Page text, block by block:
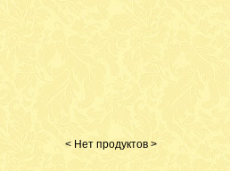
< Нет продуктов >